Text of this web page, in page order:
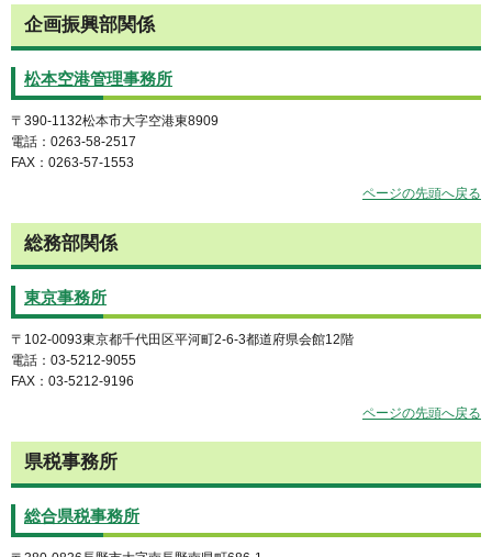
企画振興部関係
松本空港管理事務所
〒390-1132松本市大字空港東8909
電話：0263-58-2517
FAX：0263-57-1553
ページの先頭へ戻る
総務部関係
東京事務所
〒102-0093東京都千代田区平河町2-6-3都道府県会館12階
電話：03-5212-9055
FAX：03-5212-9196
ページの先頭へ戻る
県税事務所
総合県税事務所